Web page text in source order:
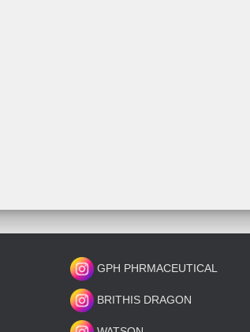
GPH PHRMACEUTICAL
BRITHIS DRAGON